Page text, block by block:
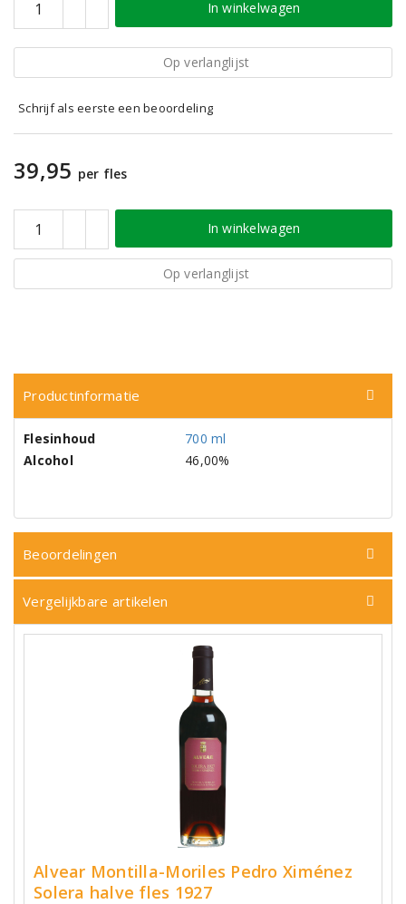
In winkelwagen
Op verlanglijst
Schrijf als eerste een beoordeling
39,95 per fles
In winkelwagen
Op verlanglijst
Productinformatie
Flesinhoud
700 ml
Alcohol
46,00%
Beoordelingen
Vergelijkbare artikelen
Alvear Montilla-Moriles Pedro Ximénez
Solera halve fles 1927